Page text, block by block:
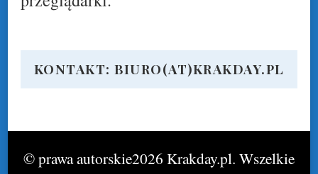
KONTAKT: BIURO(AT)KRAKDAY.PL
© prawa autorskie2026 Krakday.pl. Wszelkie